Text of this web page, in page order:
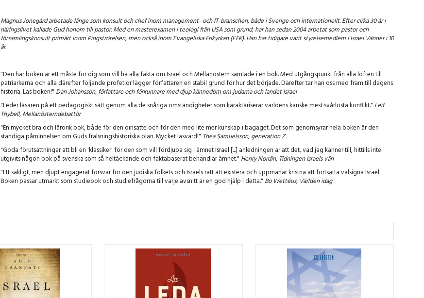
Magnus Jonegård arbetade länge som konsult och chef inom management- och IT-branschen, både i Sverige och internationellt. Efter cirka 30 år i
näringslivet kallade Gud honom till pastor. Med en masterexamen i teologi från USA som grund, har han sedan 2004 arbetat som pastor och
församlingskonsult primärt inom Pingströrelsen, men också inom Evangeliska Frikyrkan (EFK). Han har tidigare varit styrelsemedlem i Israel Vänner i 10
år.
"Den här boken är ett måste för dig som vill ha alla fakta om Israel och Mellanöstern samlade i en bok. Med utgångspunkt från alla löften till
patriarkerna och alla därefter följande profetior lägger författaren en stabil grund för hur det började. Därefter tar han oss med fram till dagens
historia. Läs boken!" Dan Johansson, författare och förkunnare med djup kännedom om judarna och landet Israel
"Leder läsaren på ett pedagogiskt sätt genom alla de snåriga omständigheter som karaktäriserar världens kanske mest svårlösta konflikt." Leif
Thybell, Mellanösterndebattör
"En mycket bra och lärorik bok, både för den oinsatte och för den med lite mer kunskap i bagaget. Det som genomsyrar hela boken är den
ständiga påminnelsen om Guds frälsningshistoriska plan. Mycket läsvärd!" Thea Samuelsson, generation Z
"Goda förutsättningar att bli en 'klassiker' för den som vill fördjupa sig i ämnet Israel [...] anledningen är att det, vad jag känner till, hittills inte
utgivits någon bok på svenska som så heltäckande och faktabaserat behandlar ämnet." Henry Nordin, Tidningen Israels vän
"Ett sakligt, men djupt engagerat försvar för den judiska folkets och Israels rätt att existera och uppmanar kristna att fortsätta välsigna Israel.
Boken passar utmärkt som studiebok och studiefrågorna till varje avsnitt är en god hjälp i detta." Bo Wettéus, Världen idag